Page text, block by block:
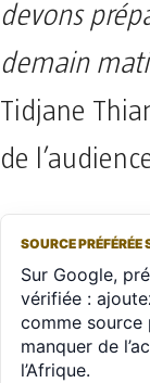
devons
demain
Tidjane
de
SOURCE PRÉFÉRÉE
Sur Google,
vérifiée :
comme source
manquer de
l’Afrique.